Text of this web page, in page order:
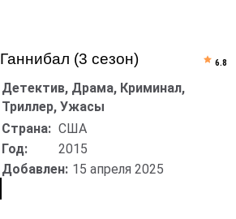
Ганнибал (3 сезон)
Детектив, Драма, Криминал,
Триллер, Ужасы
Страна: США
Год:
2015
Добавлен: 15 апреля 2025
6.8